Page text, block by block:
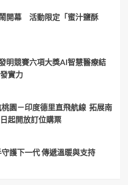
開幕 活動限定「蜜汁鹽酥
明競賽六項大獎AI智慧醫療結
實力
園－印度德里直飛航線 拓展南
起開放訂位購票
護下一代 傳遞溫暖與支持